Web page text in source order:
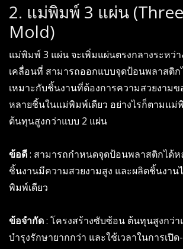
2. แม่พิมพ์ 3 แผ่น
Mold)
แม่พิมพ์ 3 แผ่น จะเพิ่มแผ่นตรงกลางระหว่
เคลื่อนที่ สามารถออกแบบจุดป้อนพลาสติ
เหมาะกับชิ้นงานที่ต้องการความสวยงาม
หลายชิ้นในแม่พิมพ์เดียว อย่างไรก็ตามแม่
ต้นทุนสูงกว่าแบบ 2 แผ่น
ข้อดี: สามารถกำหนดจุดป้อนพลาสติกได้
ชิ้นงานมีความสวยงามสูง และผลิตชิ้นงา
พิมพ์เดียว
ข้อจำกัด: โครงสร้างซับซ้อน ต้นทุนสูงกว่
บำรุงรักษายากกว่า และใช้เวลาในการเ